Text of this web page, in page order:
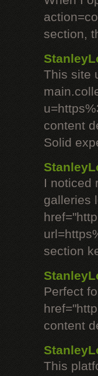
section,
This site
content
Solid
I noticed
galleries
section
Perfect
content
This